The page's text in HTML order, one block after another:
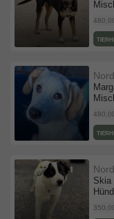
Skia